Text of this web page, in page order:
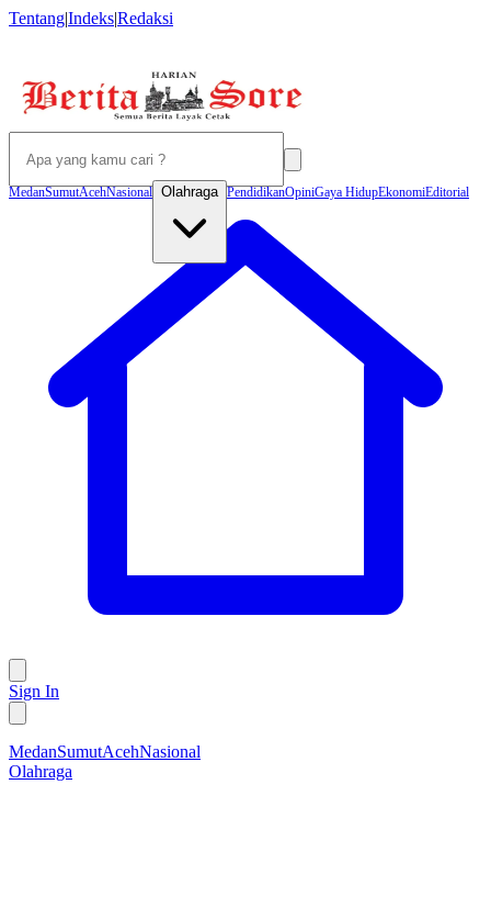
Tentang|Indeks|Redaksi
MedanSumutAcehNasional Olahraga PendidikanOpiniGaya HidupEkonomiEditorial
Sign In
MedanSumutAcehNasional
Olahraga